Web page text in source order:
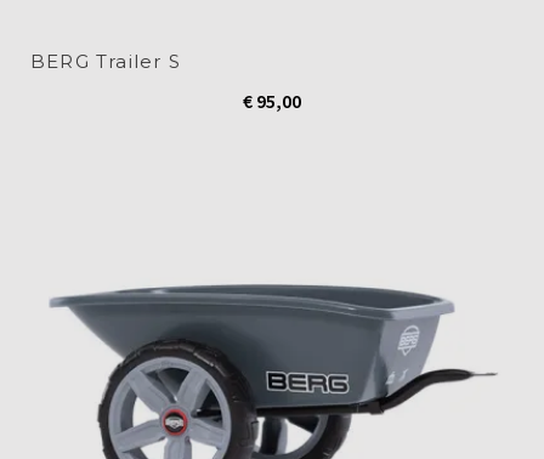
BERG Trailer S
€ 95,00